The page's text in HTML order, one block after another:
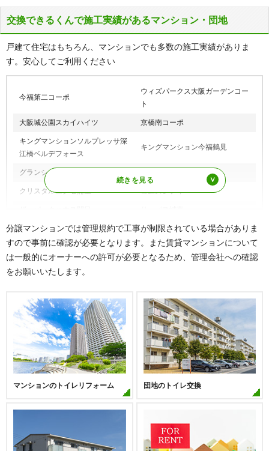
JRおおさか東線 JR野江駅、鴫野駅
大阪メトロ長堀鶴見緑地線
緑橋駅、鴫野駅、蒲生四丁目駅、関目
成育駅、新森古市駅
深江橋駅
京阪本線 野江駅、関目駅
交換できるくんで施工実績があるマンション・団地
戸建て住宅はもちろん、マンションでも多数の施工実績がありま
す。安心してご利用ください
今福第二コーポ
ウィズパークス大阪ガーデンコー
ト
大阪城公園スカイハイツ 京橋南コーポ
キングマンションソルプレッサ深
江橋ベルデフォース
キングマンション今福鶴見
グランシャレー関目
クリスタルエグゼ蒲生 コムズシティ
サンクタス城東深江橋 サンメゾン京橋エルド
サンメゾン城東フォルテ-ジ 鴫野コーポ
ステイツ城東グランプレイス 関目北すみれハイツ
セントラルレジデンス城東シティ
タワー
タイムズ・ピース・スクエアファ
ーストゲートシティ
ディークラディア城東プレミアム 藤和今福鶴見オアシスコート
藤和今福鶴見ホームズ ネオコーポ大阪城公園
パークスクエア城東 パレ京橋
ファミール京橋アクアウィズ
メイツ城東深江橋グランレーヴ
メロディーハイム野江駅前 ライオンズマンション野江
分譲マンションでは管理規約で工事が制限されている場合がありま
すので事前に確認が必要となります。また賃貸マンションについて
は一般的にオーナーへの許可が必要となるため、管理会社への確認
をお願いいたします。
マンションのトイレリフォーム 団地のトイレ交換